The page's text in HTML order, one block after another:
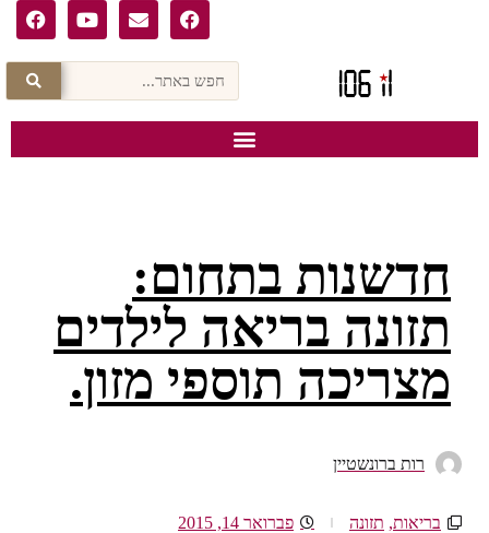
חדשנות בתחום:
תזונה בריאה לילדים
מצריכה תוספי מזון.
רות ברונשטיין
בריאות, תזונה פברואר 14, 2015